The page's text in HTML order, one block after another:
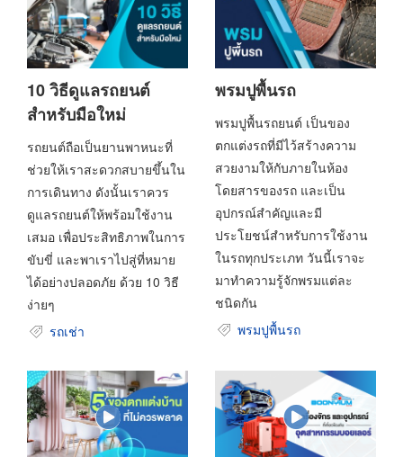
10 วิธีดูแลรถยนต์
สำหรับมือใหม่
รถยนต์ถือเป็นยานพาหนะที่
ช่วยให้เราสะดวกสบายขึ้นใน
การเดินทาง ดังนั้นเราควร
ดูแลรถยนต์ให้พร้อมใช้งาน
เสมอ เพื่อประสิทธิภาพในการ
ขับขี่ และพาเราไปสู่ที่หมาย
ได้อย่างปลอดภัย ด้วย 10 วิธี
ง่ายๆ
รถเช่า
พรมปูพื้นรถ
พรมปูพื้นรถยนต์ เป็นของ
ตกแต่งรถที่มีไว้สร้างความ
สวยงามให้กับภายในห้อง
โดยสารของรถ และเป็น
อุปกรณ์สำคัญและมี
ประโยชน์สำหรับการใช้งาน
ในรถทุกประเภท วันนี้เราจะ
มาทำความรู้จักพรมแต่ละ
ชนิดกัน
พรมปูพื้นรถ